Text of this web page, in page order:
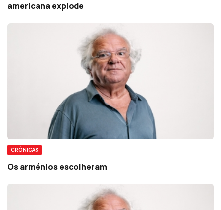
americana explode
CRÓNICAS
Os arménios escolheram